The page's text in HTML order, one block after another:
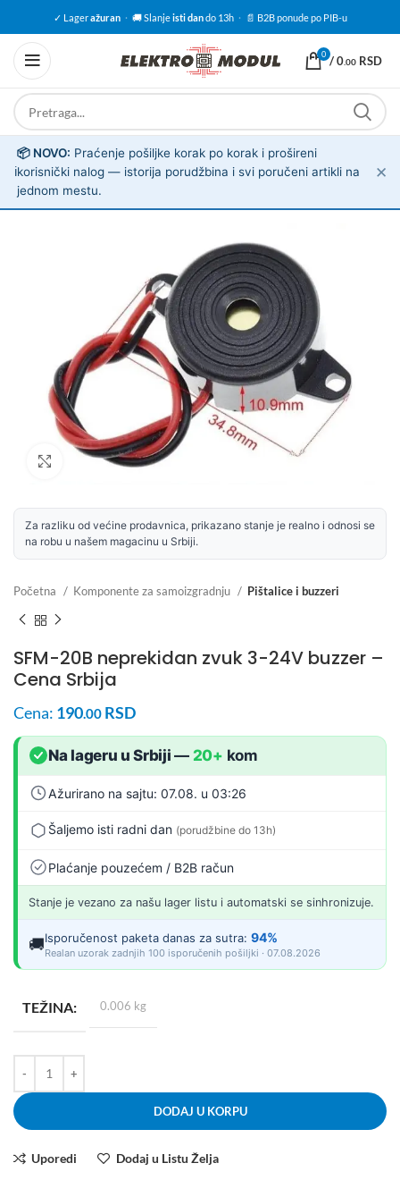
✓ Lageražuran · 🚚 Slanjeisti dando 13h · 📄 B2B ponude po PIB-u
0 /0.00 RSD
ℹ️
📦 NOVO: Praćenje pošiljke korak po korak i prošireni
korisnički nalog — istorija porudžbina i svi poručeni artikli na
jednom mestu.
✕
Uvećaj sliku
Za razliku od većine prodavnica, prikazano stanje je realno i odnosi se
na robu u našem magacinu u Srbiji.
Početna Komponente za samoizgradnju Pištalice i buzzeri
SFM-20B neprekidan zvuk 3-24V buzzer –
Cena Srbija
Cena: 190.00 RSD
Na lageru u Srbiji — 20+ kom
Ažurirano na sajtu: 07.08. u 03:26
Šaljemo isti radni dan (porudžbine do 13h)
Plaćanje pouzećem / B2B račun
Stanje je vezano za našu lager listu i automatski se sinhronizuje.
🚚Isporučenost paketa danas za sutra: 94%
Realan uzorak zadnjih 100 isporučenih pošiljki · 07.08.2026
TEŽINA 0.006 kg
DODAJ U KORPU
Uporedi Dodaj u Listu Želja